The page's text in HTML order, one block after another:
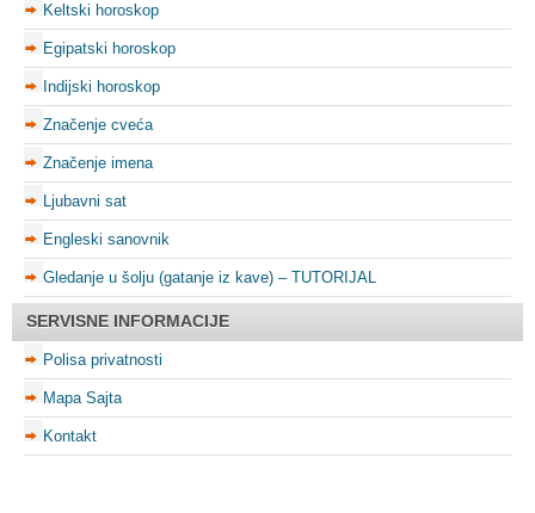
Keltski horoskop
Egipatski horoskop
Indijski horoskop
Značenje cveća
Značenje imena
Ljubavni sat
Engleski sanovnik
Gledanje u šolju (gatanje iz kave) – TUTORIJAL
SERVISNE INFORMACIJE
Polisa privatnosti
Mapa Sajta
Kontakt